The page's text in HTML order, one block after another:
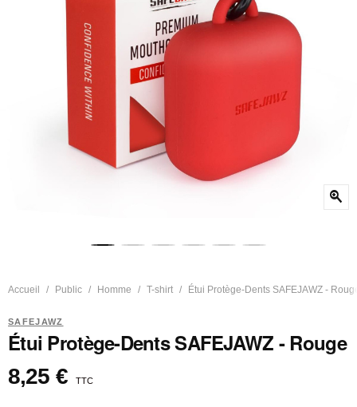
zoom_in
Accueil Public Homme T-shirt Étui Protège-Dents SAFEJAWZ -
SAFEJAWZ
Étui Protège-Dents SAFEJAWZ - Rouge
8,25 € TTC